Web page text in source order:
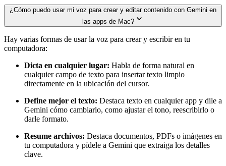
¿Cómo puedo usar mi voz para crear y editar contenido con Gemini en
las apps de Mac?
Hay varias formas de usar la voz para crear y escribir en tu
computadora:
Dicta en cualquier lugar: Habla de forma natural en
cualquier campo de texto para insertar texto limpio
directamente en la ubicación del cursor.
Define mejor el texto: Destaca texto en cualquier app y dile a
Gemini cómo cambiarlo, como ajustar el tono, reescribirlo o
darle formato.
Resume archivos: Destaca documentos, PDFs o imágenes en
tu computadora y pídele a Gemini que extraiga los detalles
clave.